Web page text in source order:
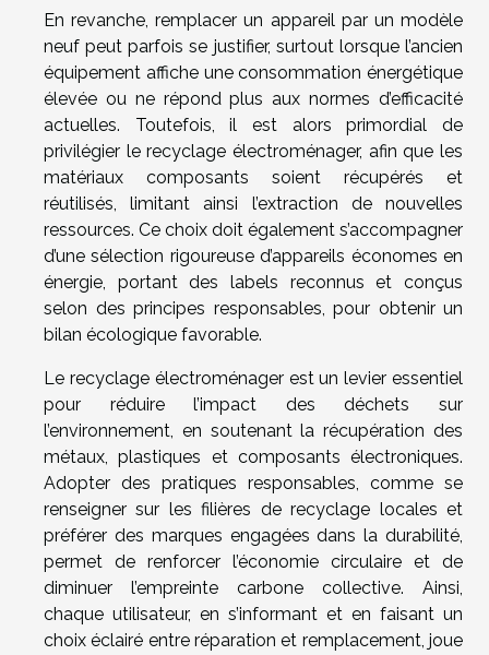
En revanche, remplacer un appareil par un modèle
neuf peut parfois se justifier, surtout lorsque l’ancien
équipement affiche une consommation énergétique
élevée ou ne répond plus aux normes d’efficacité
actuelles. Toutefois, il est alors primordial de
privilégier le recyclage électroménager, afin que les
matériaux composants soient récupérés et
réutilisés, limitant ainsi l’extraction de nouvelles
ressources. Ce choix doit également s’accompagner
d’une sélection rigoureuse d’appareils économes en
énergie, portant des labels reconnus et conçus
selon des principes responsables, pour obtenir un
bilan écologique favorable.
Le recyclage électroménager est un levier essentiel
pour réduire l’impact des déchets sur
l’environnement, en soutenant la récupération des
métaux, plastiques et composants électroniques.
Adopter des pratiques responsables, comme se
renseigner sur les filières de recyclage locales et
préférer des marques engagées dans la durabilité,
permet de renforcer l’économie circulaire et de
diminuer l’empreinte carbone collective. Ainsi,
chaque utilisateur, en s’informant et en faisant un
choix éclairé entre réparation et remplacement, joue